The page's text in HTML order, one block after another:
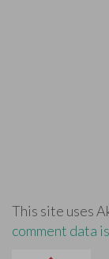
This site uses
comment data